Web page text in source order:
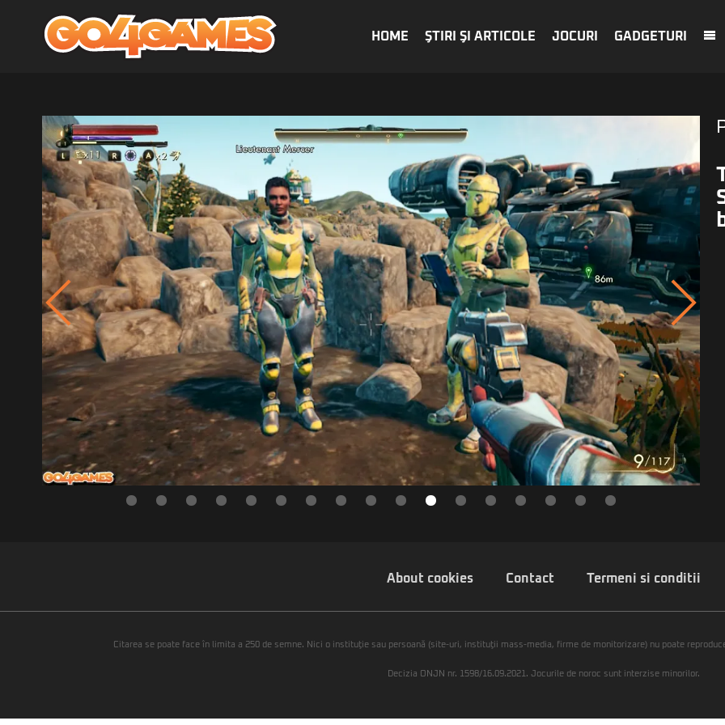
HOME ŞTIRI ŞI ARTICOLE JOCURI GADGETURI
About cookies Contact Termeni si conditii
Citarea se poate face în limita a 250 de semne. Nici o instituţie sau persoană (site-uri, instituţii mass-media, firme de monitorizare) nu poate
Decizia ONJN nr. 1598/16.09.2021. Jocurile de noroc sunt interzise minorilor.